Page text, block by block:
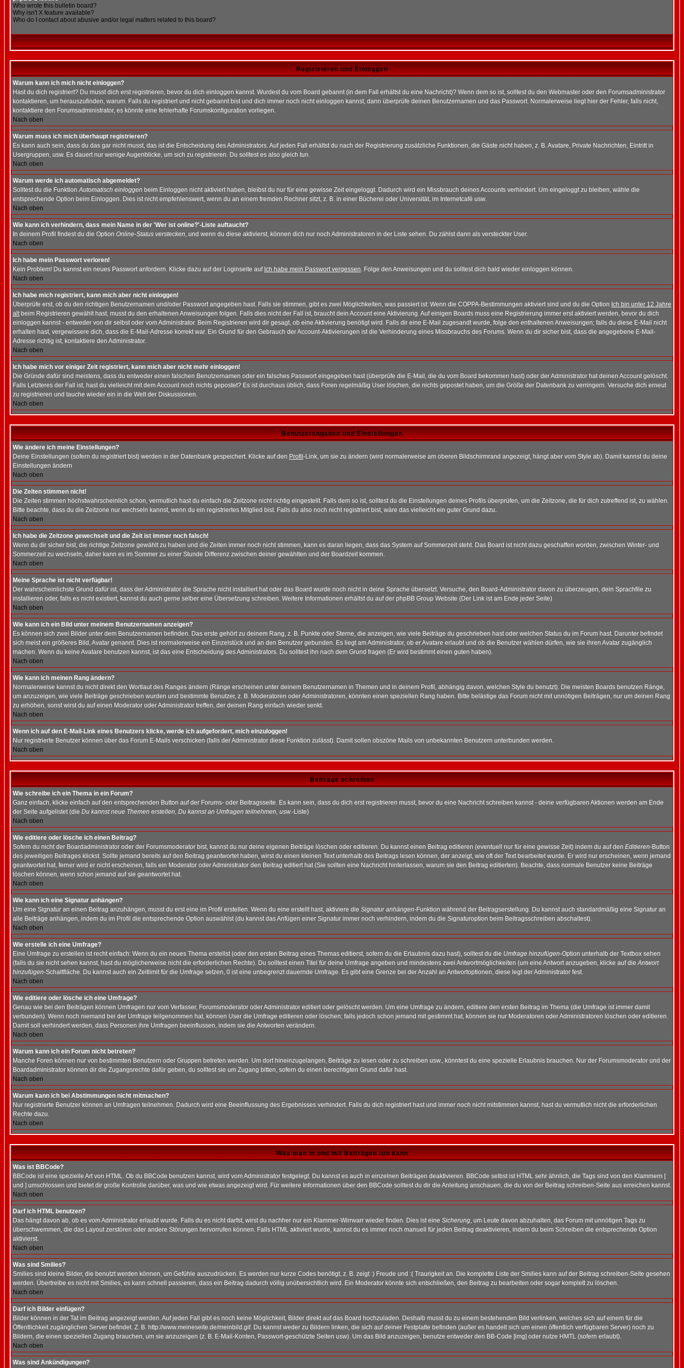
Who wrote this bulletin board?
Why isn't X feature available?
Who do I contact about abusive and/or legal matters related to this board?
Registrieren und Einloggen
Warum kann ich mich nicht einloggen?
Hast du dich registriert? Du musst dich erst registrieren, bevor du dich einloggen kannst. Wurdest du vom Board gebannt (in dem Fall erhältst du eine Nachricht)? Wenn dem so ist, solltest du den Webmaster oder den Forumsadministrator
kontaktieren, um herauszufinden, warum. Falls du registriert und nicht gebannt bist und dich immer noch nicht einloggen kannst, dann überprüfe deinen Benutzernamen und das Passwort. Normalerweise liegt hier der Fehler, falls nicht,
kontaktiere den Forumsadministrator, es könnte eine fehlerhafte Forumskonfiguration vorliegen.
Nach oben
Warum muss ich mich überhaupt registrieren?
Es kann auch sein, dass du das gar nicht musst, das ist die Entscheidung des Administrators. Auf jeden Fall erhältst du nach der Registrierung zusätzliche Funktionen, die Gäste nicht haben, z. B. Avatare, Private Nachrichten, Eintritt in
Usergruppen, usw. Es dauert nur wenige Augenblicke, um sich zu registrieren. Du solltest es also gleich tun.
Nach oben
Warum werde ich automatisch abgemeldet?
Solltest du die FunktionAutomatisch einloggen beim Einloggen nicht aktiviert haben, bleibst du nur für eine gewisse Zeit eingeloggt. Dadurch wird ein Missbrauch deines Accounts verhindert. Um eingeloggt zu bleiben, wähle die
entsprechende Option beim Einloggen. Dies ist nicht empfehlenswert, wenn du an einem fremden Rechner sitzt, z. B. in einer Bücherei oder Universität, im Internetcafé usw.
Nach oben
Wie kann ich verhindern, dass mein Name in der 'Wer ist online?'-Liste auftaucht?
In deinem Profil findest du die Option Online-Status verstecken, und wenn du diese aktivierst, können dich nur noch Administratoren in der Liste sehen. Du zählst dann als versteckter User.
Nach oben
Ich habe mein Passwort verloren!
Kein Problem! Du kannst ein neues Passwort anfordern. Klicke dazu auf der Loginseite auf Ich habe mein Passwort vergessen. Folge den Anweisungen und du solltest dich bald wieder einloggen können.
Nach oben
Ich habe mich registriert, kann mich aber nicht einloggen!
Überprüfe erst, ob du den richtigen Benutzernamen und/oder Passwort angegeben hast. Falls sie stimmen, gibt es zwei Möglichkeiten, was passiert ist: Wenn die COPPA-Bestimmungen aktiviert sind und du die Option Ich bin unter 12 Jahre
altbeim Registrieren gewählt hast, musst du den erhaltenen Anweisungen folgen. Falls dies nicht der Fall ist, braucht dein Account eine Aktivierung. Auf einigen Boards muss eine Registrierung immer erst aktiviert werden, bevor du dich
einloggen kannst - entweder von dir selbst oder vom Administrator. Beim Registrieren wird dir gesagt, ob eine Aktivierung benötigt wird. Falls dir eine E-Mail zugesandt wurde, folge den enthaltenen Anweisungen; falls du diese E-Mail nicht
erhalten hast, vergewissere dich, dass die E-Mail-Adresse korrekt war. Ein Grund für den Gebrauch der Account-Aktivierungen ist die Verhinderung eines Missbrauchs des Forums. Wenn du dir sicher bist, dass die angegebene E-Mail-
Adresse richtig ist, kontaktiere den Administrator.
Nach oben
Ich habe mich vor einiger Zeit registriert, kann mich aber nicht mehr einloggen!
Die Gründe dafür sind meistens, dass du entweder einen falschen Benutzernamen oder ein falsches Passwort eingegeben hast (überprüfe die E-Mail, die du vom Board bekommen hast) oder der Administrator hat deinen Account gelöscht.
Falls Letzteres der Fall ist, hast du vielleicht mit dem Account noch nichts gepostet? Es ist durchaus üblich, dass Foren regelmäßig User löschen, die nichts gepostet haben, um die Größe der Datenbank zu verringern. Versuche dich erneut
zu registrieren und tauche wieder ein in die Welt der Diskussionen.
Nach oben
Benutzerangaben und Einstellungen
Wie ändere ich meine Einstellungen?
Deine Einstellungen (sofern du registriert bist) werden in der Datenbank gespeichert. Klicke auf den Profil -Link, um sie zu ändern (wird normalerweise am oberen Bildschirmrand angezeigt, hängt aber vom Style ab). Damit kannst du deine
Einstellungen ändern
Nach oben
Die Zeiten stimmen nicht!
Die Zeiten stimmen höchstwahrscheinlich schon, vermutlich hast du einfach die Zeitzone nicht richtig eingestellt. Falls dem so ist, solltest du die Einstellungen deines Profils überprüfen, um die Zeitzone, die für dich zutreffend ist, zu wählen.
Bitte beachte, dass du die Zeitzone nur wechseln kannst, wenn du ein registriertes Mitglied bist. Falls du also noch nicht registriert bist, wäre das vielleicht ein guter Grund dazu.
Nach oben
Ich habe die Zeitzone gewechselt und die Zeit ist immer noch falsch!
Wenn du dir sicher bist, die richtige Zeitzone gewählt zu haben und die Zeiten immer noch nicht stimmen, kann es daran liegen, dass das System auf Sommerzeit steht. Das Board ist nicht dazu geschaffen worden, zwischen Winter- und
Sommerzeit zu wechseln, daher kann es im Sommer zu einer Stunde Differenz zwischen deiner gewählten und der Boardzeit kommen.
Nach oben
Meine Sprache ist nicht verfügbar!
Der wahrscheinlichste Grund dafür ist, dass der Administrator die Sprache nicht installiert hat oder das Board wurde noch nicht in deine Sprache übersetzt. Versuche, den Board-Administrator davon zu überzeugen, dein Sprachfile zu
installieren oder, falls es nicht existiert, kannst du auch gerne selber eine Übersetzung schreiben. Weitere Informationen erhältst du auf der phpBB Group Website (Der Link ist am Ende jeder Seite)
Nach oben
Wie kann ich ein Bild unter meinem Benutzernamen anzeigen?
Es können sich zwei Bilder unter dem Benutzernamen befinden. Das erste gehört zu deinem Rang, z. B. Punkte oder Sterne, die anzeigen, wie viele Beiträge du geschrieben hast oder welchen Status du im Forum hast. Darunter befindet
sich meist ein größeres Bild, Avatar genannt. Dies ist normalerweise ein Einzelstück und an den Benutzer gebunden. Es liegt am Administrator, ob er Avatare erlaubt und ob die Benutzer wählen dürfen, wie sie ihren Avatar zugänglich
machen. Wenn du keine Avatare benutzen kannst, ist das eine Entscheidung des Administrators. Du solltest ihn nach dem Grund fragen (Er wird bestimmt einen guten haben).
Nach oben
Wie kann ich meinen Rang ändern?
Normalerweise kannst du nicht direkt den Wortlaut des Ranges ändern (Ränge erscheinen unter deinem Benutzernamen in Themen und in deinem Profil, abhängig davon, welchen Style du benutzt). Die meisten Boards benutzen Ränge,
um anzuzeigen, wie viele Beiträge geschrieben wurden und bestimmte Benutzer, z. B. Moderatoren oder Administratoren, könnten einen speziellen Rang haben. Bitte belästige das Forum nicht mit unnötigen Beiträgen, nur um deinen Rang
zu erhöhen, sonst wirst du auf einen Moderator oder Administrator treffen, der deinen Rang einfach wieder senkt.
Nach oben
Wenn ich auf den E-Mail-Link eines Benutzers klicke, werde ich aufgefordert, mich einzuloggen!
Nur registrierte Benutzer können über das Forum E-Mails verschicken (falls der Administrator diese Funktion zulässt). Damit sollen obszöne Mails von unbekannten Benutzern unterbunden werden.
Nach oben
Beiträge schreiben
Wie schreibe ich ein Thema in ein Forum?
Ganz einfach, klicke einfach auf den entsprechenden Button auf der Forums- oder Beitragsseite. Es kann sein, dass du dich erst registrieren musst, bevor du eine Nachricht schreiben kannst - deine verfügbaren Aktionen werden am Ende
der Seite aufgelistet (die Du kannst neue Themen erstellen, Du kannst an Umfragen teilnehmen, usw.-Liste)
Nach oben
Wie editiere oder lösche ich einen Beitrag?
Sofern du nicht der Boardadministrator oder der Forumsmoderator bist, kannst du nur deine eigenen Beiträge löschen oder editieren. Du kannst einen Beitrag editieren (eventuell nur für eine gewisse Zeit) indem du auf den Editieren-Button
des jeweiligen Beitrages klickst. Sollte jemand bereits auf den Beitrag geantwortet haben, wirst du einen kleinen Text unterhalb des Beitrags lesen können, der anzeigt, wie oft der Text bearbeitet wurde. Er wird nur erscheinen, wenn jemand
geantwortet hat, ferner wird er nicht erscheinen, falls ein Moderator oder Administrator den Beitrag editiert hat (Sie sollten eine Nachricht hinterlassen, warum sie den Beitrag editierten). Beachte, dass normale Benutzer keine Beiträge
löschen können, wenn schon jemand auf sie geantwortet hat.
Nach oben
Wie kann ich eine Signatur anhängen?
Um eine Signatur an einen Beitrag anzuhängen, musst du erst eine im Profil erstellen. Wenn du eine erstellt hast, aktiviere die Signatur anhängen-Funktion während der Beitragserstellung. Du kannst auch standardmäßig eine Signatur an
alle Beiträge anhängen, indem du im Profil die entsprechende Option auswählst (du kannst das Anfügen einer Signatur immer noch verhindern, indem du die Signaturoption beim Beitragsschreiben abschaltest).
Nach oben
Wie erstelle ich eine Umfrage?
Eine Umfrage zu erstellen ist recht einfach: Wenn du ein neues Thema erstellst (oder den ersten Beitrag eines Themas editierst, sofern du die Erlaubnis dazu hast), solltest du die Umfrage hinzufügen-Option unterhalb der Textbox sehen
(falls du sie nicht sehen kannst, hast du möglicherweise nicht die erforderlichen Rechte). Du solltest einen Titel für deine Umfrage angeben und mindestens zwei Antwortmöglichkeiten (um eine Antwort anzugeben, klicke auf dieAntwort
hinzufügen-Schaltfläche. Du kannst auch ein Zeitlimit für die Umfrage setzen, 0 ist eine unbegrenzt dauernde Umfrage. Es gibt eine Grenze bei der Anzahl an Antwortoptionen, diese legt der Administrator fest.
Nach oben
Wie editiere oder lösche ich eine Umfrage?
Genau wie bei den Beiträgen können Umfragen nur vom Verfasser, Forumsmoderator oder Administrator editiert oder gelöscht werden. Um eine Umfrage zu ändern, editiere den ersten Beitrag im Thema (die Umfrage ist immer damit
verbunden). Wenn noch niemand bei der Umfrage teilgenommen hat, können User die Umfrage editieren oder löschen; falls jedoch schon jemand mit gestimmt hat, können sie nur Moderatoren oder Administratoren löschen oder editieren.
Damit soll verhindert werden, dass Personen ihre Umfragen beeinflussen, indem sie die Antworten verändern.
Nach oben
Warum kann ich ein Forum nicht betreten?
Manche Foren können nur von bestimmten Benutzern oder Gruppen betreten werden. Um dort hineinzugelangen, Beiträge zu lesen oder zu schreiben usw., könntest du eine spezielle Erlaubnis brauchen. Nur der Forumsmoderator und der
Boardadministrator können dir die Zugangsrechte dafür geben, du solltest sie um Zugang bitten, sofern du einen berechtigten Grund dafür hast.
Nach oben
Warum kann ich bei Abstimmungen nicht mitmachen?
Nur registrierte Benutzer können an Umfragen teilnehmen. Dadurch wird eine Beeinflussung des Ergebnisses verhindert. Falls du dich registriert hast und immer noch nicht mitstimmen kannst, hast du vermutlich nicht die erforderlichen
Rechte dazu.
Nach oben
Was man in und mit Beiträgen tun kann
Was ist BBCode?
BBCode ist eine spezielle Art von HTML. Ob du BBCode benutzen kannst, wird vom Administrator festgelegt. Du kannst es auch in einzelnen Beiträgen deaktivieren. BBCode selbst ist HTML sehr ähnlich, die Tags sind von den Klammern [
und ] umschlossen und bietet dir große Kontrolle darüber, was und wie etwas angezeigt wird. Für weitere Informationen über den BBCode solltest du dir die Anleitung anschauen, die du von der Beitrag schreiben-Seite aus erreichen kannst.
Nach oben
Darf ich HTML benutzen?
Das hängt davon ab, ob es vom Administrator erlaubt wurde. Falls du es nicht darfst, wirst du nachher nur ein Klammer-Wirrwarr wieder finden. Dies ist eine Sicherung, um Leute davon abzuhalten, das Forum mit unnötigen Tags zu
überschwemmen, die das Layout zerstören oder andere Störungen hervorrufen können. Falls HTML aktiviert wurde, kannst du es immer noch manuell für jeden Beitrag deaktivieren, indem du beim Schreiben die entsprechende Option
aktivierst.
Nach oben
Was sind Smilies?
Smilies sind kleine Bilder, die benutzt werden können, um Gefühle auszudrücken. Es werden nur kurze Codes benötigt, z. B. zeigt :) Freude und :( Traurigkeit an. Die komplette Liste der Smilies kann auf der Beitrag schreiben-Seite gesehen
werden. Übertreibe es nicht mit Smilies, es kann schnell passieren, dass ein Beitrag dadurch völlig unübersichtlich wird. Ein Moderator könnte sich entschließen, den Beitrag zu bearbeiten oder sogar komplett zu löschen.
Nach oben
Darf ich Bilder einfügen?
Bilder können in der Tat im Beitrag angezeigt werden. Auf jeden Fall gibt es noch keine Möglichkeit, Bilder direkt auf das Board hochzuladen. Deshalb musst du zu einem bestehenden Bild verlinken, welches sich auf einem für die
Öffentlichkeit zugänglichen Server befindet. Z. B. http://www.meineseite.de/meinbild.gif. Du kannst weder zu Bildern linken, die sich auf deiner Festplatte befinden (außer es handelt sich um einen öffentlich verfügbaren Server) noch zu
Bildern, die einen speziellen Zugang brauchen, um sie anzuzeigen (z. B. E-Mail-Konten, Passwort-geschützte Seiten usw). Um das Bild anzuzeigen, benutze entweder den BB-Code [img] oder nutze HMTL (sofern erlaubt).
Nach oben
Was sind Ankündigungen?